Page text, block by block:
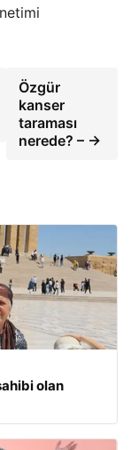
Özgür
kanser
taraması
nerede? – →
olan